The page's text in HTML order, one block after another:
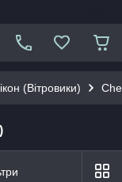
(Вітровики)